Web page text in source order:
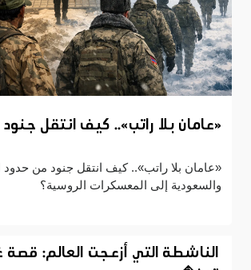
«عامان بلا راتب».. كيف انتقل
«عامان بلا راتب».. كيف انتقل جنود من حدود
والسعودية إلى المعسكرات الروسية؟
الناشطة التي أزعجت العالم: قصة